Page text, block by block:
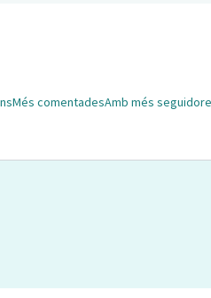
Més comentadesAmb més